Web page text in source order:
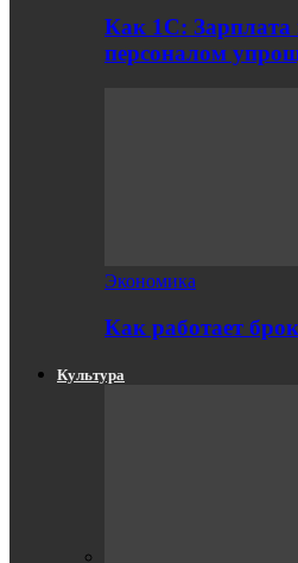
Как 1С: Зарплата
персоналом
Экономика
Как работает
Культура